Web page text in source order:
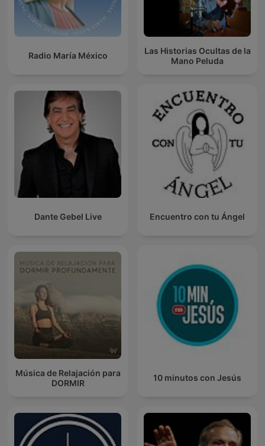
Radio María México
Las Historias Ocultas de la
Mano Peluda
Dante Gebel Live Encuentro con tu Ángel
Música de Relajación para
DORMIR
10 minutos con Jesús